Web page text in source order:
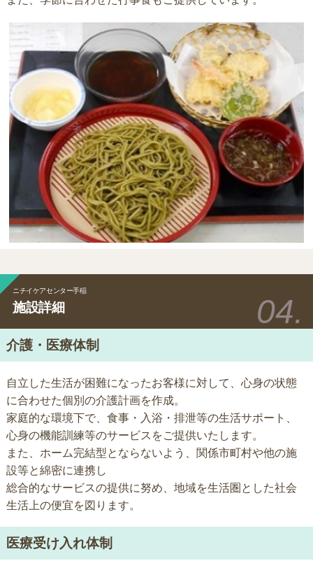
ニチイケアセンター手稲
施設詳細
介護・医療体制
自立した生活が困難になったお客様に対して、心身の状態
に合わせた個別の介護計画を作成。
家庭的な環境下で、食事・入浴・排泄等の生活サポート、
心身の機能訓練等のサービスをご提供いたします。
また、ホーム完結型とならないよう、関係市町村や他の施
設等と綿密に連携し
総合的なサービスの提供に努め、地域を生活圏とした社会
生活上の便宜を図ります。
医療受け入れ体制